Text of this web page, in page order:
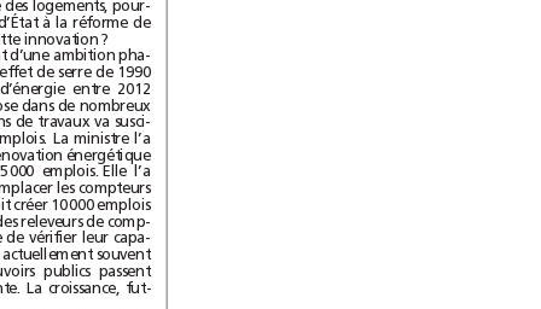
nécessité pour favoriser la rénovation énergétique des logements, pour-
quoi en priver les bailleurs publics ? Le secrétaire d’État à la réforme de
l’État et à la simplification a-t-il été consulté sur cette innovation?
Les objectifs de la loi de transition énergétique sont d’une ambition pha-
raonique: réduire de 40% les émissions de gaz à effet de serre de 1990
à 2030, et réduire de 50% la consommation d’énergie entre2012
et2050. De façon générale, cette nouvelle loi repose dans de nombreux
domaines sur l’idée que l’instauration d’obligations de travaux va susci-
ter de l’activité et donc permettre la création d’emplois. La ministre l’a
évoqué notamment pour le grand chantier de la rénovation énergétique
de bâtiments dont elle attend la création de 75000 emplois. Elle l’a
confirmé également concernant l’obligation de remplacer les compteurs
électriques par des “compteurs intelligents” qui doit créer 10000 emplois
(on ne sait si elle a tenu compte de la suppression des releveurs de comp-
teurs…). Les ménages, qui ont le réflexe coupable de vérifier leur capa-
cité de dépense avant d’engager des travaux, sont actuellement souvent
réticents aux rénovations énergétiques. Les pouvoirs publics passent
donc progressivement de l’incitation à la contrainte. La croissance, fut-